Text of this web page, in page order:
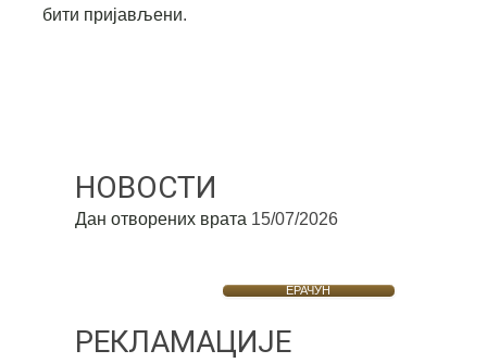
бити пријављени.
НОВОСТИ
Дан отворених врата 15/07/2026
ЕРАЧУН
РЕКЛАМАЦИЈЕ